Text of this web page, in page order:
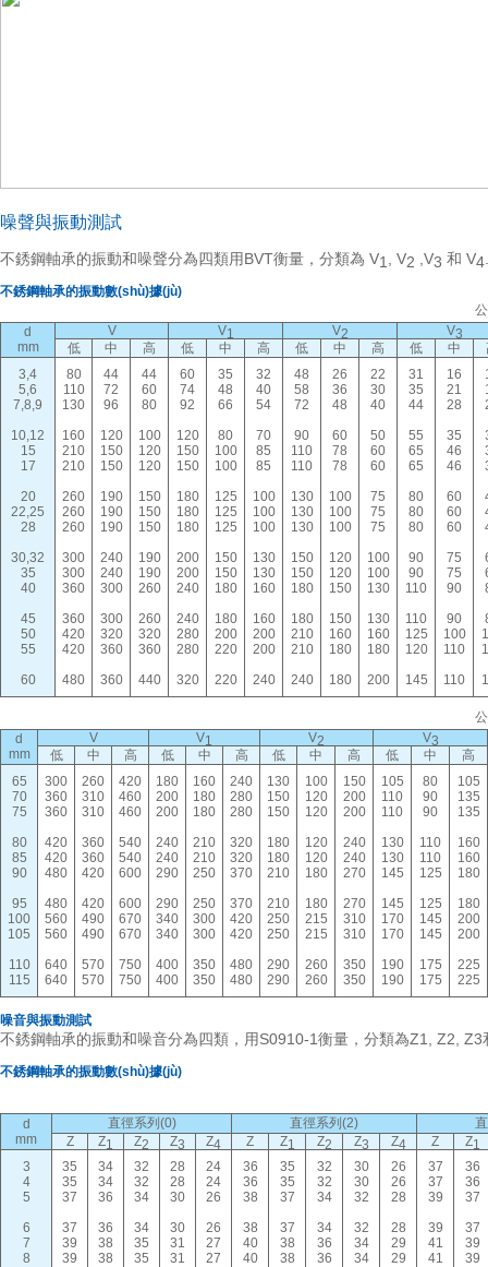
噪聲與振動測試
不銹鋼軸承的振動和噪聲分為四類用BVT衡量，分類為 V1 , V2 ,V3 和 V4
不銹鋼軸承的振動數(shù)據(jù)
d
mm
V V1 V2 V3
低
中 高 低 中 高 低 中 高 低 中
3,4
5,6
7,8,9
10,12
15
17
20
22,25
28
30,32
35
40
45
50
55
60
80
110
130
160
210
210
260
260
260
300
300
360
360
420
420
480
44
72
96
120
150
150
190
190
190
240
240
300
300
320
360
360
44
60
80
100
120
120
150
150
150
190
190
260
260
320
360
440
60
74
92
120
150
150
180
180
180
200
200
240
240
280
280
320
35
48
66
80
100
100
125
125
125
150
150
180
180
200
220
220
32
40
54
70
85
85
100
100
100
130
130
160
160
200
200
240
48
58
72
90
110
110
130
130
130
150
150
180
180
210
210
240
26
36
48
60
78
78
100
100
100
120
120
150
150
160
180
180
22
30
40
50
60
60
75
75
75
100
100
130
130
160
180
200
31
35
44
55
65
65
80
80
80
90
90
110
110
125
120
145
16
21
28
35
46
46
60
60
60
75
75
90
90
100
110
110
d
mm
V V1 V2 V3
低
中 高 低 中 高 低 中 高 低 中
高
65
70
75
80
85
90
95
100
105
110
115
300
360
360
420
420
480
480
560
560
640
640
260
310
310
360
360
420
420
490
490
570
570
420
460
460
540
540
600
600
670
670
750
750
180
200
200
240
240
290
290
340
340
400
400
160
180
180
210
210
250
250
300
300
350
350
240
280
280
320
320
370
370
420
420
480
480
130
150
150
180
180
210
210
250
250
290
290
100
120
120
120
120
180
180
215
215
260
260
150
200
200
240
240
270
270
310
310
350
350
105
110
110
130
130
145
145
170
170
190
190
80
90
90
110
110
125
125
145
145
175
175
105
135
135
160
160
180
180
200
200
225
225
噪音與振動測試
不銹鋼軸承的振動和噪音分為四類，用S0910-1衡量，分類為Z1, Z2,
不銹鋼軸承的振動數(shù)據(jù)
d
mm
直徑系列(0) 直徑系列(2)
Z
Z1 Z2 Z3 Z4 Z Z1 Z2 Z3 Z4 Z Z1
3
4
5
6
7
8
35
35
37
37
39
39
34
34
36
36
38
38
32
32
34
34
35
35
28
28
30
30
31
31
24
24
26
26
27
27
36
36
38
38
40
40
35
35
37
37
38
38
32
32
34
34
36
36
30
30
32
32
34
34
26
26
28
28
29
29
37
37
39
39
41
41
36
36
37
37
39
39